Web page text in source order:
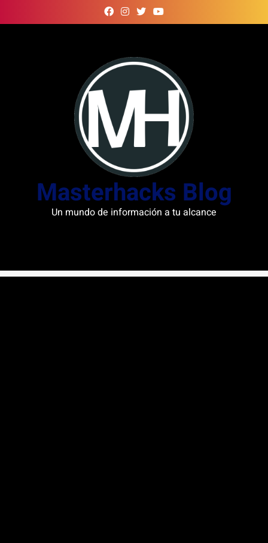
to
Masterhacks Blog
Un mundo de información a tu alcance